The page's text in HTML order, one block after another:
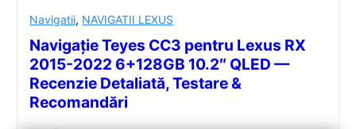
Navigatii, NAVIGATII LEXUS
Navigație Teyes CC3 pentru Lexus RX
2015-2022 6+128GB 10.2″ QLED —
Recenzie Detaliată, Testare &
Recomandări